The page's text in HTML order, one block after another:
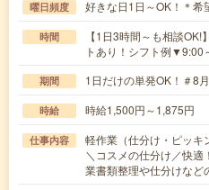
曜日頻度 好きな日1日～OK！＊希
時間
【1日3時間～も相談
トあり！シフト例
期間 1日だけの単発OK！＃8
時給 時給1,500円～1,875円
仕事内容
軽作業（仕分け・ピッキ
＼コスメの仕分け／快
業書類整理や仕分けな